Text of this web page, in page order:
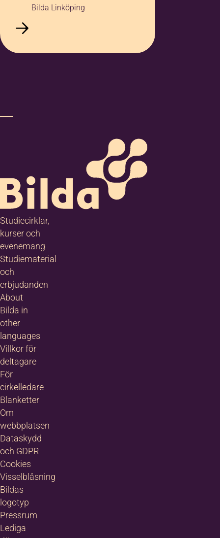
Bilda Linköping
Studiecirklar,
kurser och
evenemang
Studiematerial
och
erbjudanden
About
Bilda in
other
languages
Villkor för
deltagare
För
cirkelledare
Blanketter
Om
webbplatsen
Dataskydd
och GDPR
Cookies
Visselblåsning
Bildas
logotyp
Pressrum
Lediga